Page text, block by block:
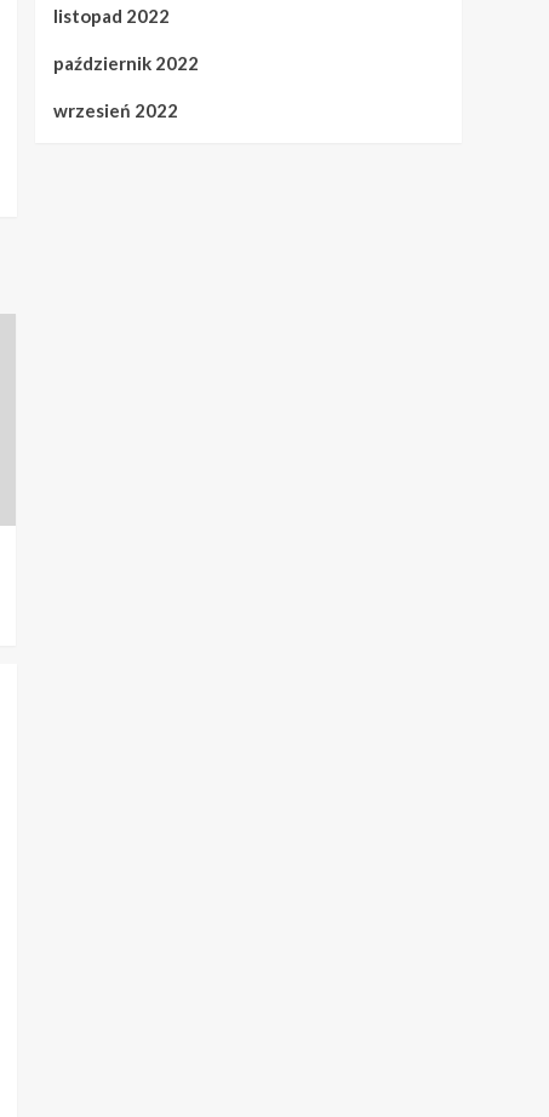
listopad 2022
październik 2022
wrzesień 2022